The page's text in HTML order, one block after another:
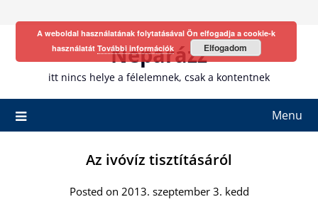
Neparázz
itt nincs helye a félelemnek, csak a kontentnek
Menu
Az ivóvíz tisztításáról
Posted on 2013. szeptember 3. kedd
A weboldal használatának folytatásával Ön elfogadja a cookie-k
használatát További információk Elfogadom